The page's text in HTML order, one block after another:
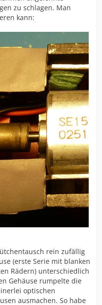
zu schlagen. Man
kann:
rein zufällig
(erste Serie mit blanken
Rädern) unterschiedlich
Gehäuse rumpelte die
optischen
ausmachen. So habe